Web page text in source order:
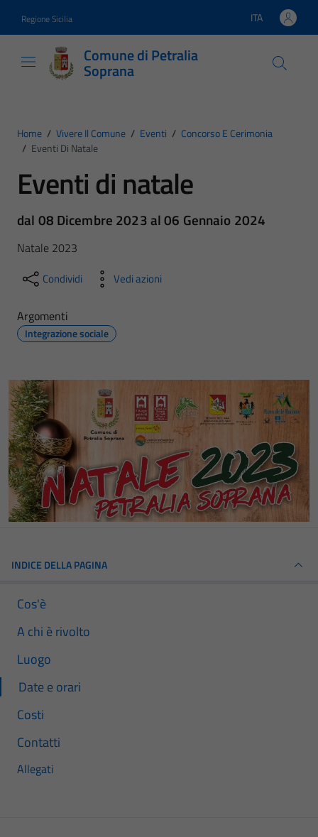
Regione Sicilia Lingua attiva:
ITA
Comune di Petralia
Soprana
Home / Vivere Il Comune / Eventi / Concorso E Cerimonia
/ Eventi Di Natale
Eventi di natale
dal 08 Dicembre 2023 al 06 Gennaio 2024
Natale 2023
Condividi Vedi azioni
Argomenti
Integrazione sociale
INDICE DELLA PAGINA
Cos'è
A chi è rivolto
Luogo
Date e orari
Costi
Contatti
Allegati